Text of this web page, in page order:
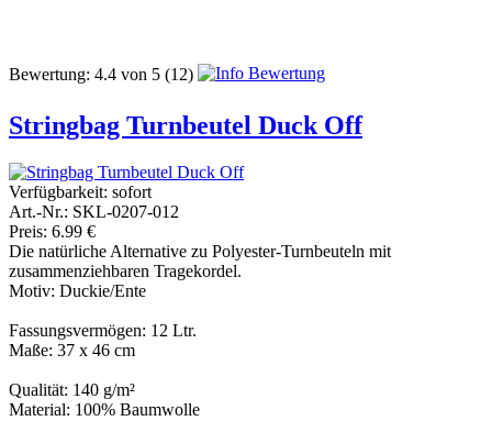
Bewertung: 4.4 von 5 (12)
Stringbag Turnbeutel Duck Off
Verfügbarkeit: sofort
Art.-Nr.: SKL-0207-012
Preis: 6.99 €
Die natürliche Alternative zu Polyester-Turnbeuteln mit
zusammenziehbaren Tragekordel.
Motiv: Duckie/Ente
Fassungsvermögen: 12 Ltr.
Maße: 37 x 46 cm
Qualität: 140 g/m²
Material: 100% Baumwolle